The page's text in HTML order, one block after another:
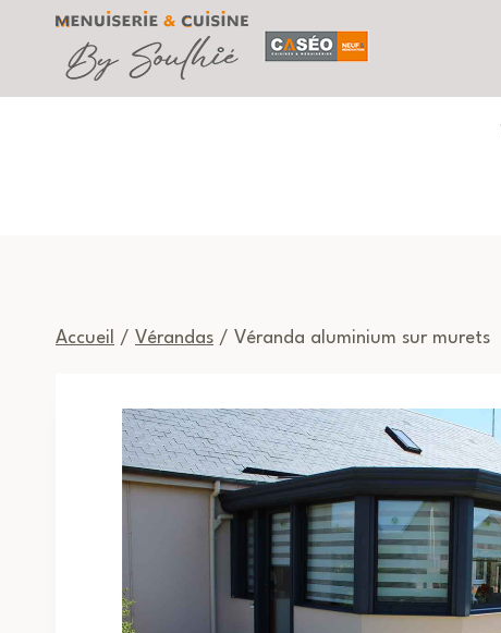
contenu
Accueil / Vérandas / Véranda aluminium sur murets